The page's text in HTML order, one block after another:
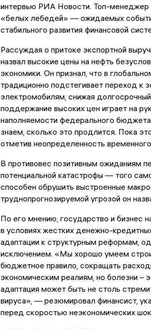
интервью РИА Новости. Топ-менеджер
«белых лебедей» — ожидаемых
стабильного развития финансовой
Рассуждая о притоке экспортной
назвал высокие цены на нефть
экономики. Он признал, что в
традиционно подстегивает переход к
электромобилям, снижая
поддержание высоких цен играет на
наполняемости федерального
знаем, сколько это продлится. Пока
отметив неопределенность
В противовес позитивным ожиданиям
потенциальной катастрофы — того
способен обрушить выстроенные
труднопрогнозируемой угрозой он
По его мнению, государство и бизнес
в условиях жестких денежно-
адаптации к структурным реформам,
исключением. «Мы хорошо умеем
бюджетное правило, сокращать
экономическим реалиям, но болезни –
адаптация может быть не столь
вируса», — резюмировал финансист,
перед скоростью неэкономических